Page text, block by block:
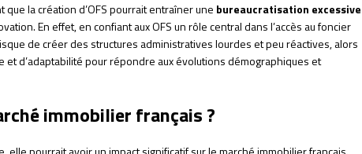
la création d’OFS pourrait entraîner une bureaucratisation excessive
En effet, en confiant aux OFS un rôle central dans l’accès au foncier
de créer des structures administratives lourdes et peu réactives, alors
d’adaptabilité pour répondre aux évolutions démographiques et
immobilier français ?